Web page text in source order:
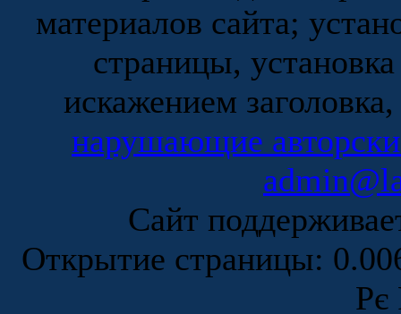
материалов сайта;
страницы,
искажением
нарушающие
Сайт
Открытие страницы:
Рє